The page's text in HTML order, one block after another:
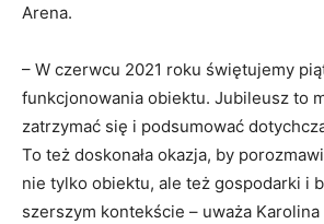
Arena.
– W czerwcu 2021 roku świętujemy
funkcjonowania obiektu. Jubileusz to
zatrzymać się i podsumować
To też doskonała okazja, by
nie tylko obiektu, ale też gospodarki i
szerszym kontekście – uważa Karolina